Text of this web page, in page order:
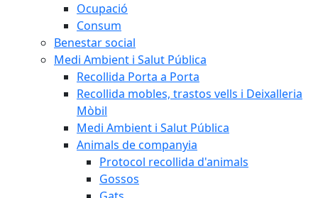
Ocupació
Consum
Benestar social
Medi Ambient i Salut Pública
Recollida Porta a Porta
Recollida mobles, trastos vells i Deixalleria
Mòbil
Medi Ambient i Salut Pública
Animals de companyia
Protocol recollida d'animals
Gossos